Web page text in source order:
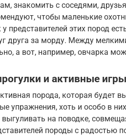
знакомить с соседями,
чтобы маленькие
представителей этих пород
друга за морду. Между
а вот, например, овчарка
и активные игры
порода, которая будет
упражнения, хоть и особо в
на поводке,
породы с радостью